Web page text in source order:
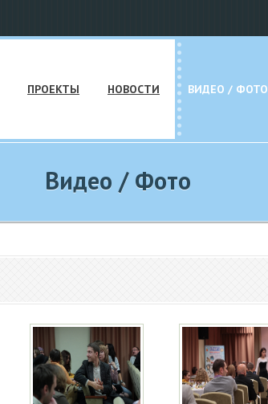
ПРОЕКТЫ НОВОСТИ ВИДЕО / ФОТО
Видео / Фото